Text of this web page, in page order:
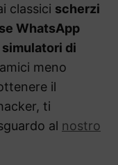
classici scherzi
WhatsApp
simulatori di
meno
il
ti
al nostro